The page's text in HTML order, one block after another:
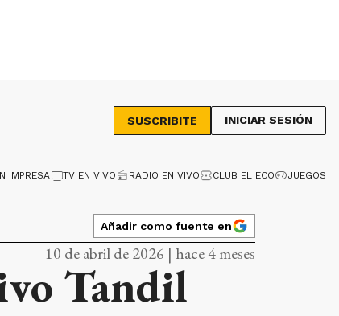
SUSCRIBITE INICIAR SESIÓN
IMPRESA TV EN VIVO RADIO EN VIVO CLUB EL ECO JUEGOS
Añadir como fuente en
10 de abril de 2026 | hace 4 meses
Tandil